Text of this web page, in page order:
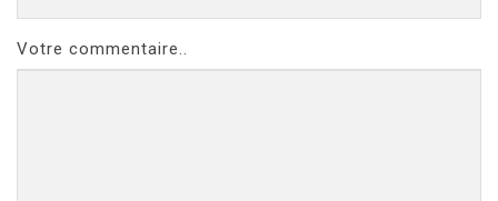
Votre commentaire..